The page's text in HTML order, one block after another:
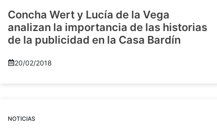
Concha Wert y Lucía de la Vega
analizan la importancia de las historias
de la publicidad en la Casa Bardín
20/02/2018
NOTICIAS